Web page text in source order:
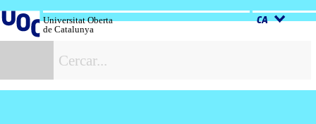
al
contingut
Universitat Oberta
de Catalunya
CA